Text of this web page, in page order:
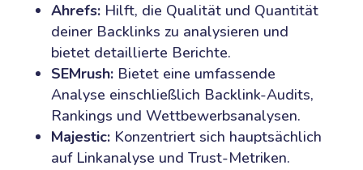
Ahrefs:Hilft, die Qualität und Quantität
deiner Backlinks zu analysieren und
bietet detaillierte Berichte.
SEMrush:Bietet eine umfassende
Analyse einschließlich Backlink-Audits,
Rankings und Wettbewerbsanalysen.
Majestic:Konzentriert sich hauptsächlich
auf Linkanalyse und Trust-Metriken.